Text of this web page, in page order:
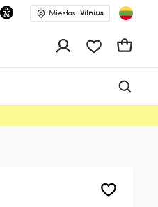
Miestas: Vilnius
Pageidavimų